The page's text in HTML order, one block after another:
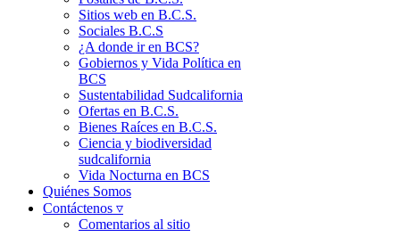
Sitios web en B.C.S.
Sociales B.C.S
¿A donde ir en BCS?
Gobiernos y Vida Política en
BCS
Sustentabilidad Sudcalifornia
Ofertas en B.C.S.
Bienes Raíces en B.C.S.
Ciencia y biodiversidad
sudcalifornia
Vida Nocturna en BCS
Quiénes Somos
Contáctenos ▿
Comentarios al sitio